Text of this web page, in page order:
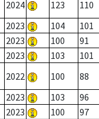
2024 123 110
2023 104 101
2023 100 91
2023 103 101
2022 100 88
2023 103 96
2023 100 97